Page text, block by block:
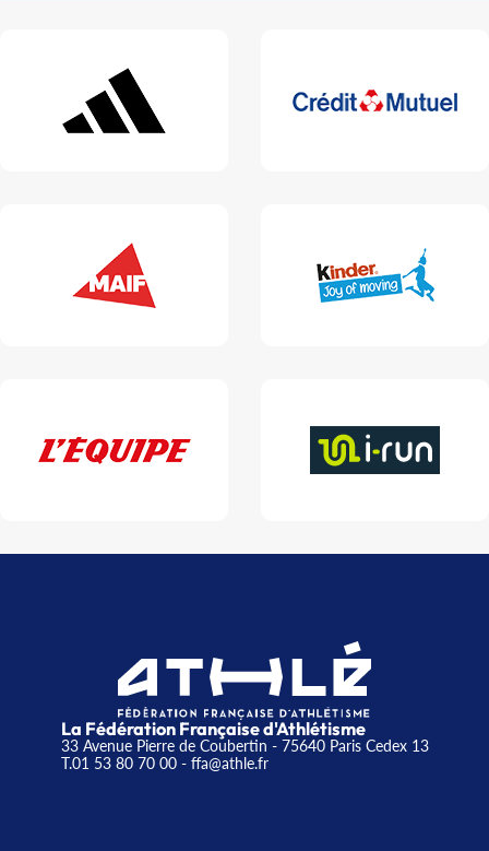
La Fédération Française d'Athlétisme
33 Avenue Pierre de Coubertin - 75640 Paris Cedex 13
T.01 53 80 70 00- ffa@athle.fr